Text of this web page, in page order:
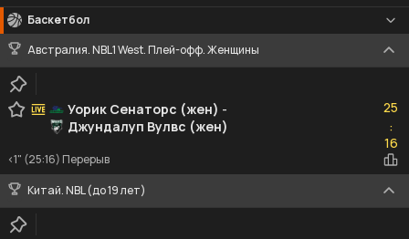
Баскетбол
Австралия. NBL1 West. Плей-офф. Женщины
Уорик Сенаторс (жен) -
Джундалуп Вулвс (жен)
25
:16
16
<1" (25:16) Перерыв
Китай. NBL (до 19 лет)